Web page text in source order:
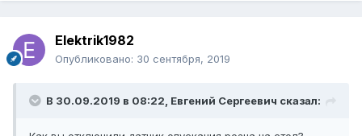
Elektrik1982
Опубликовано: 30 сентября, 2019
В 30.09.2019 в 08:22, Евгений Сергеевич сказал: